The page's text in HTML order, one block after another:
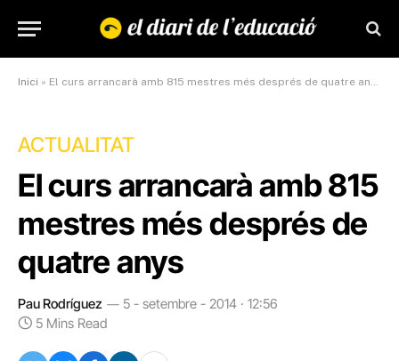
Inici » El curs arrancarà amb 815 mestres més després de quatre anys
ACTUALITAT
El curs arrancarà amb 815
mestres més després de
quatre anys
Pau Rodríguez
5 - setembre - 2014 · 12:56
5 Mins Read